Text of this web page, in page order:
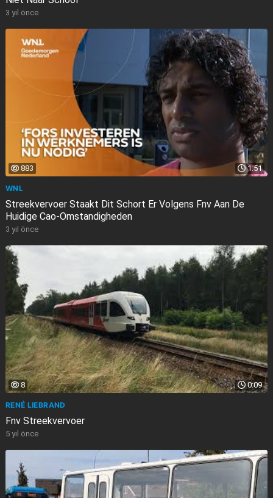
3 yıl önce
1:51
883
WNL
Streekvervoer Staakt Dit Schort Er Volgens Fnv Aan De
Huidige Cao-Omstandigheden
3 yıl önce
0:09
8
RENÉ LIEBRAND
Fnv Streekvervoer
5 yıl önce